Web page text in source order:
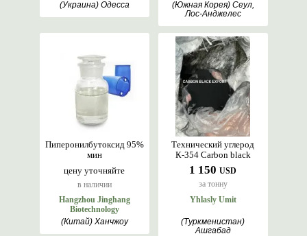
(Украина) Одесса
(Южная Корея) Сеул,
Лос-Анджелес
цену уточняйте
в наличии
Пиперонилбутоксид 95%
мин
Hangzhou Jinghang
Biotechnology
(Китай) Ханчжоу
1 150 USD
за тонну
Технический углерод
К-354 Carbon black
Yhlasly Umit
(Туркменистан)
Ашгабад